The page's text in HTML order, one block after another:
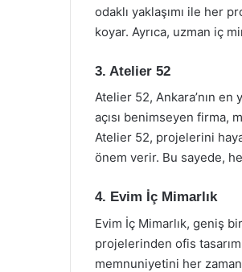
odaklı yaklaşımı ile her
koyar. Ayrıca, uzman iç
3. Atelier 52
Atelier 52, Ankara’nın en
açısı benimseyen firma,
Atelier 52, projelerini
önem verir. Bu sayede,
4. Evim İç Mimarlık
Evim İç Mimarlık, geniş
projelerinden ofis
memnuniyetini her